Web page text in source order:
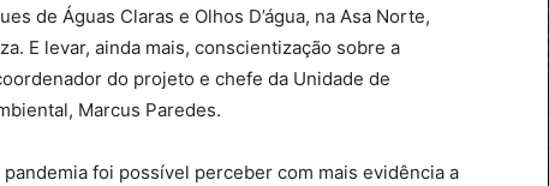
de Águas Claras e Olhos D’água, na Asa Norte,
E levar, ainda mais, conscientização sobre a
do projeto e chefe da Unidade de
Marcus Paredes.
foi possível perceber com mais evidência a